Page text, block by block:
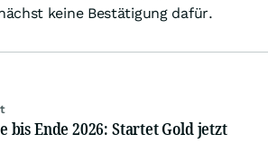
keine Bestätigung dafür.
bis Ende 2026: Startet Gold jetzt